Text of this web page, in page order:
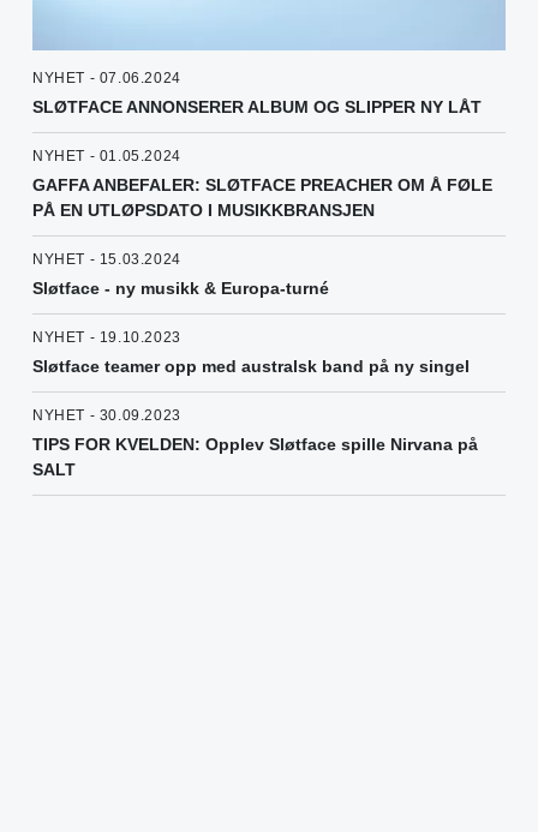
NYHET - 07.06.2024
SLØTFACE ANNONSERER ALBUM OG SLIPPER NY LÅT
NYHET - 01.05.2024
GAFFA ANBEFALER: SLØTFACE PREACHER OM Å FØLE
PÅ EN UTLØPSDATO I MUSIKKBRANSJEN
NYHET - 15.03.2024
Sløtface - ny musikk & Europa-turné
NYHET - 19.10.2023
Sløtface teamer opp med australsk band på ny singel
NYHET - 30.09.2023
TIPS FOR KVELDEN: Opplev Sløtface spille Nirvana på
SALT